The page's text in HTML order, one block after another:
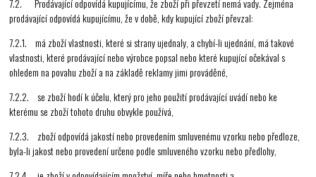
7.2. Prodávající odpovídá kupujícímu, že zboží při převzetí nemá vady. Zejména
prodávající odpovídá kupujícímu, že v době, kdy kupující zboží převzal:
7.2.1. má zboží vlastnosti, které si strany ujednaly, a chybí-li ujednání, má takové
vlastnosti, které prodávající nebo výrobce popsal nebo které kupující očekával s
ohledem na povahu zboží a na základě reklamy jimi prováděné,
7.2.2. se zboží hodí k účelu, který pro jeho použití prodávající uvádí nebo ke
kterému se zboží tohoto druhu obvykle používá,
7.2.3. zboží odpovídá jakostí nebo provedením smluvenému vzorku nebo předloze,
byla-li jakost nebo provedení určeno podle smluveného vzorku nebo předlohy,